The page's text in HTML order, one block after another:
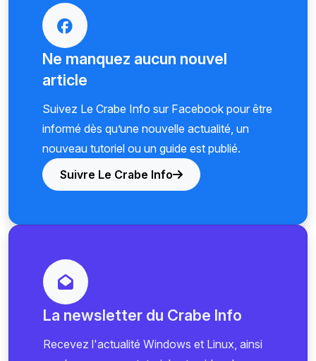
Ne manquez aucun nouvel
article
Suivez Le Crabe Info sur Facebook pour être
informé dès qu’une nouvelle actualité, un
nouveau tutoriel ou un guide est publié.
Suivre Le Crabe Info
La newsletter du Crabe Info
Recevez l'actualité Windows et Linux, ainsi